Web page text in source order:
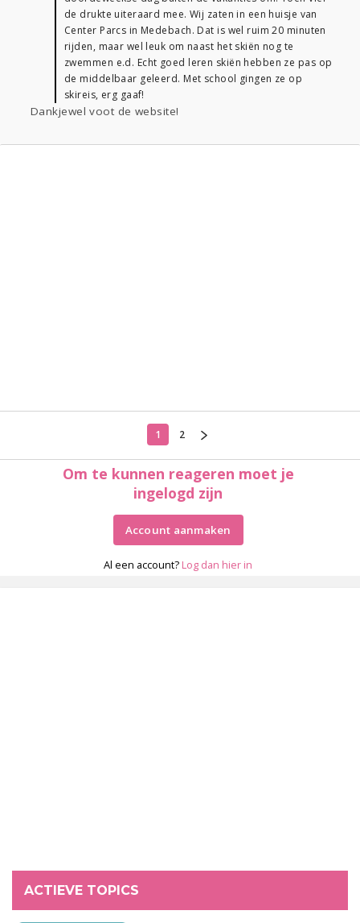
de drukte uiteraard mee. Wij zaten in een huisje van
Center Parcs in Medebach. Dat is wel ruim 20 minuten
rijden, maar wel leuk om naast het skiën nog te
zwemmen e.d. Echt goed leren skiën hebben ze pas op
de middelbaar geleerd. Met school gingen ze op
skireis, erg gaaf!
Dankjewel voot de website!
1 2
Om te kunnen reageren moet je
ingelogd zijn
Account aanmaken
Al een account? Log dan hier in
ACTIEVE TOPICS